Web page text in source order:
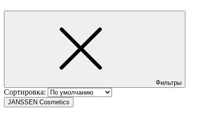
Фильтры
Сортировка:
JANSSEN Cosmetics